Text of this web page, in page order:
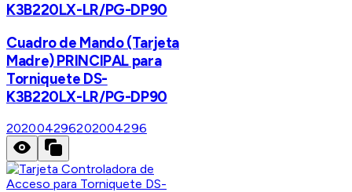
K3B220LX-LR/PG-DP90
Cuadro de Mando (Tarjeta
Madre) PRINCIPAL para
Torniquete DS-
K3B220LX-LR/PG-DP90
202004296202004296